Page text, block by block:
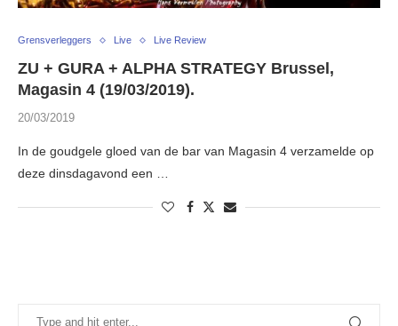
Grensverleggers Live Live Review
ZU + GURA + ALPHA STRATEGY Brussel,
Magasin 4 (19/03/2019).
20/03/2019
In de goudgele gloed van de bar van Magasin 4 verzamelde op
deze dinsdagavond een …